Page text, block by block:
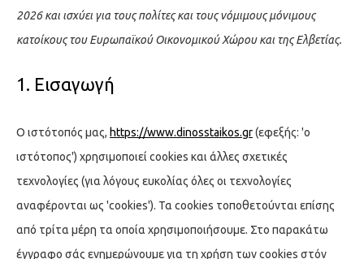
2026 και ισχύει για τους πολίτες και τους νόμιμους μόνιμους
κατοίκους του Ευρωπαϊκού Οικονομικού Χώρου και της Ελβετίας.
1. Εισαγωγή
Ο ιστότοπός μας, https://www.dinosstaikos.gr(εφεξής: 'ο
ιστότοπος') χρησιμοποιεί cookies και άλλες σχετικές
τεχνολογίες (για λόγους ευκολίας όλες οι τεχνολογίες
αναφέρονται ως 'cookies'). Τα cookies τοποθετούνται επίσης
από τρίτα μέρη τα οποία χρησιμοποιήσουμε. Στο παρακάτω
έγγραφο σάς ενημερώνουμε για τη χρήση των cookies στόν